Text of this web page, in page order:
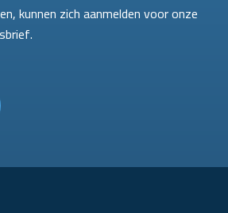
kunnen zich aanmelden voor onze